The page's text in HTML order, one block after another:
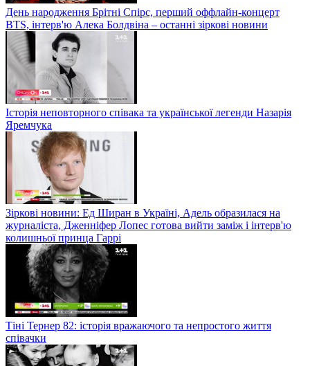
День народження Брітні Спірс, перший оффлайн-концерт
BTS, інтерв'ю Алека Болдвіна – останні зіркові новини
Історія неповторного співака та української легенди Назарія
Яремчука
Зіркові новини: Ед Ширан в Україні, Адель образилася на
журналіста, Дженніфер Лопес готова вийти заміж і інтерв'ю
колишньої принца Гаррі
Тіні Тернер 82: історія вражаючого та непростого життя
співачки